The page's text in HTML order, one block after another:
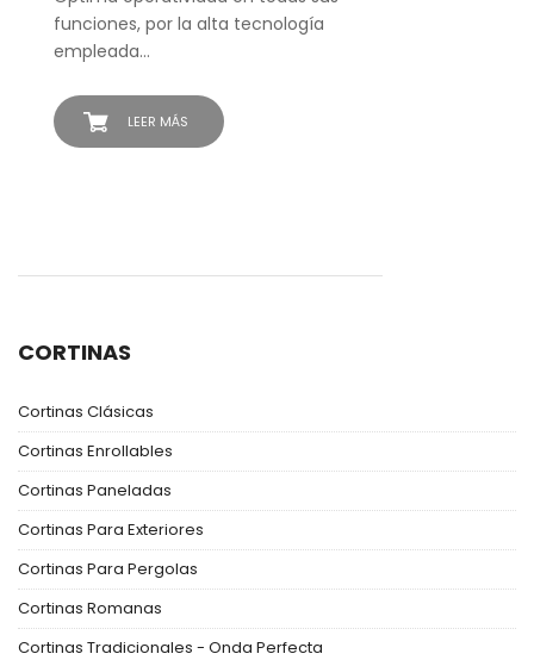
CORTINAS
Cortinas Clásicas
Cortinas Enrollables
Cortinas Paneladas
Cortinas Para Exteriores
Cortinas Para Pergolas
Cortinas Romanas
Cortinas Tradicionales - Onda Perfecta
LEER MÁS
funciones, por la alta tecnología
empleada…